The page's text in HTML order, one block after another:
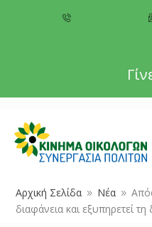
Αρχική Σελίδα 9 Νέα 9
διαφάνεια και εξυπηρετεί τη